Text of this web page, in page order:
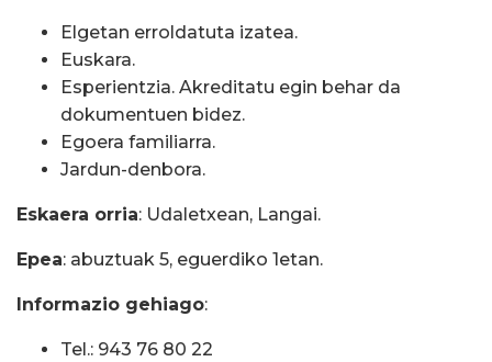
Elgetan erroldatuta izatea.
Euskara.
Esperientzia. Akreditatu egin behar da
dokumentuen bidez.
Egoera familiarra.
Jardun-denbora.
Eskaera orria: Udaletxean, Langai.
Epea: abuztuak 5, eguerdiko 1etan.
Informazio gehiago:
Tel.: 943 76 80 22